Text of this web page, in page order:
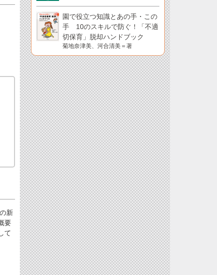
新
要
て
園で役立つ知識とあの手・この
手 10のスキルで防ぐ！「不適
切保育」脱却ハンドブック
菊地奈津美、河合清美＝著